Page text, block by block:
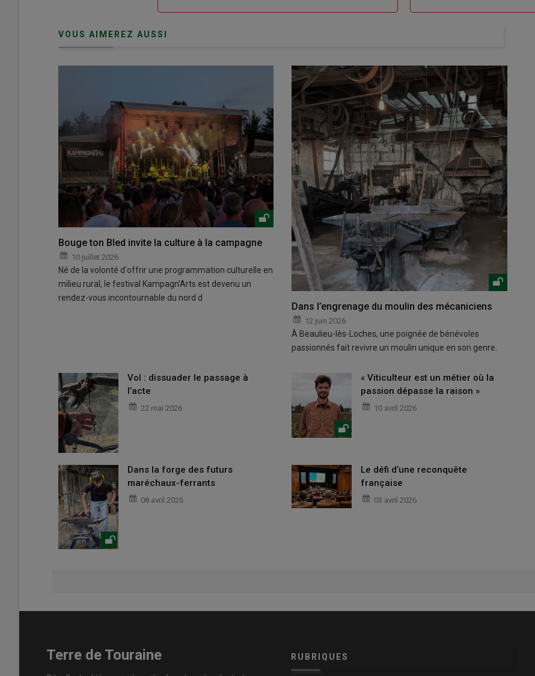
VOUS AIMEREZ AUSSI
Bouge ton Bled invite la culture à la campagne
10 juillet 2026
Né de la volonté d'offrir une programmation culturelle en
milieu rural, le festival Kampagn'Arts est devenu un
rendez-vous incontournable du nord d
Dans l’engrenage du moulin des mécaniciens
12 juin 2026
À Beaulieu-lès-Loches, une poignée de bénévoles
passionnés fait revivre un moulin unique en son genre.
Vol : dissuader le passage à
l’acte
22 mai 2026
« Viticulteur est un métier où la
passion dépasse la raison »
10 avril 2026
Dans la forge des futurs
maréchaux-ferrants
08 avril 2026
Le défi d’une reconquête
française
03 avril 2026
Terre de Touraine RUBRIQUES